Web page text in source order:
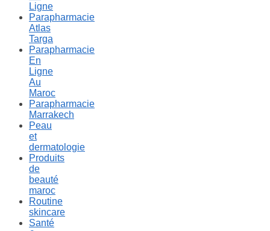
Ligne
Parapharmacie
Atlas
Targa
Parapharmacie
En
Ligne
Au
Maroc
Parapharmacie
Marrakech
Peau
et
dermatologie
Produits
de
beauté
maroc
Routine
skincare
Santé